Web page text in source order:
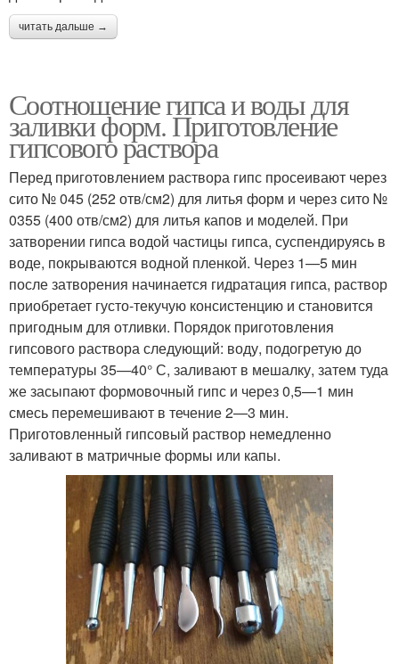
читать дальше →
Соотношение гипса и воды для
заливки форм. Приготовление
гипсового раствора
Перед приготовлением раствора гипс просеивают через
сито № 045 (252 отв/см2) для литья форм и через сито №
0355 (400 отв/см2) для литья капов и моделей. При
затворении гипса водой частицы гипса, суспендируясь в
воде, покрываются водной пленкой. Через 1—5 мин
после затворения начинается гидратация гипса, раствор
приобретает густо-текучую консистенцию и становится
пригодным для отливки. Порядок приготовления
гипсового раствора следующий: воду, подогретую до
температуры 35—40° С, заливают в мешалку, затем туда
же засыпают формовочный гипс и через 0,5—1 мин
смесь перемешивают в течение 2—3 мин.
Приготовленный гипсовый раствор немедленно
заливают в матричные формы или капы.